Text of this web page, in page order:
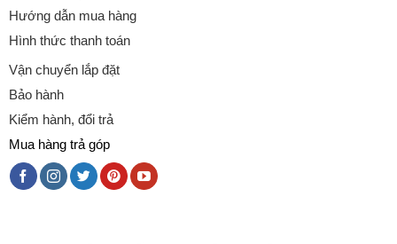
Hướng dẫn mua hàng
Hình thức thanh toán
Vận chuyển lắp đặt
Bảo hành
Kiểm hành, đổi trả
Mua hàng trả góp